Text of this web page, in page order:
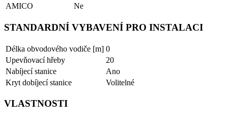
AMICO
Ne
STANDARDNÍ VYBAVENÍ PRO INSTALACI
Délka obvodového vodiče [m] 0
Upevňovací hřeby
20
Nabíjecí stanice
Ano
Kryt dobíjecí stanice
Volitelné
VLASTNOSTI